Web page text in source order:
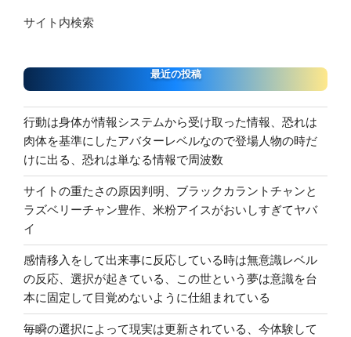
サイト内検索
最近の投稿
行動は身体が情報システムから受け取った情報、恐れは
肉体を基準にしたアバターレベルなので登場人物の時だ
けに出る、恐れは単なる情報で周波数
サイトの重たさの原因判明、ブラックカラントチャンと
ラズベリーチャン豊作、米粉アイスがおいしすぎてヤバ
イ
感情移入をして出来事に反応している時は無意識レベル
の反応、選択が起きている、この世という夢は意識を台
本に固定して目覚めないように仕組まれている
毎瞬の選択によって現実は更新されている、今体験して